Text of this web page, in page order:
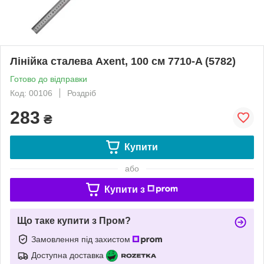
Лінійка сталева Axent, 100 см 7710-A (5782)
Готово до відправки
Код: 00106
Роздріб
283 ₴
Купити
або
Купити з
Що таке купити з Пром?
Замовлення під захистом
Доступна доставка